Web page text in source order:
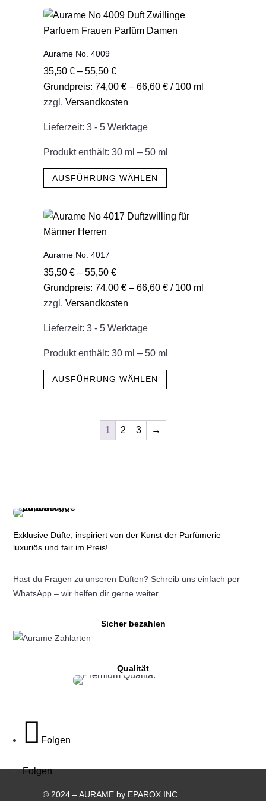
mehrere
Varianten
können
gewählt
werden
Aurame No. 4009
35,50€ –55,50€
Grundpreis:74,00€ –66,60€ / 100 ml
zzgl.Versandkosten
Lieferzeit:3 - 5 Werktage
Produkt enthält: 30 ml – 50 ml
AUSFÜHRUNG WÄHLEN
Dieses
mehrere
können
gewählt
werden
Aurame No. 4017
35,50€ –55,50€
Grundpreis:74,00€ –66,60€ / 100 ml
zzgl.Versandkosten
Lieferzeit:3 - 5 Werktage
Produkt enthält: 30 ml – 50 ml
AUSFÜHRUNG WÄHLEN
Dieses
Produktseite
1 2 3 →
Exklusive Düfte, inspiriert von der Kunst der Parfümerie –
luxuriös und fair im Preis!
Hast du Fragen zu unseren Düften? Schreib uns einfach per
WhatsApp – wir helfen dir gerne weiter.
Sicher bezahlen
Qualität
Folgen
Folgen
© 2024 – AURAME by EPAROX INC.